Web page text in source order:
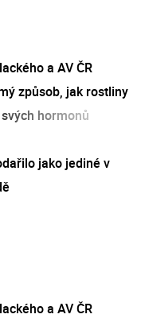
a AV ČR
způsob, jak rostliny
hormonů
jako jediné v
a AV ČR